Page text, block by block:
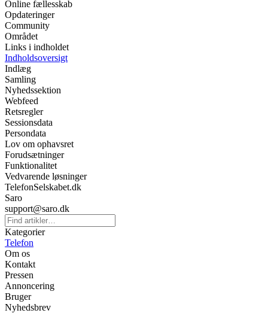
Online fællesskab
Opdateringer
Community
Området
Links i indholdet
Indholdsoversigt
Indlæg
Samling
Nyhedssektion
Webfeed
Retsregler
Sessionsdata
Persondata
Lov om ophavsret
Forudsætninger
Funktionalitet
Vedvarende løsninger
TelefonSelskabet.dk
Saro
support@saro.dk
Kategorier
Telefon
Om os
Kontakt
Pressen
Annoncering
Bruger
Nyhedsbrev